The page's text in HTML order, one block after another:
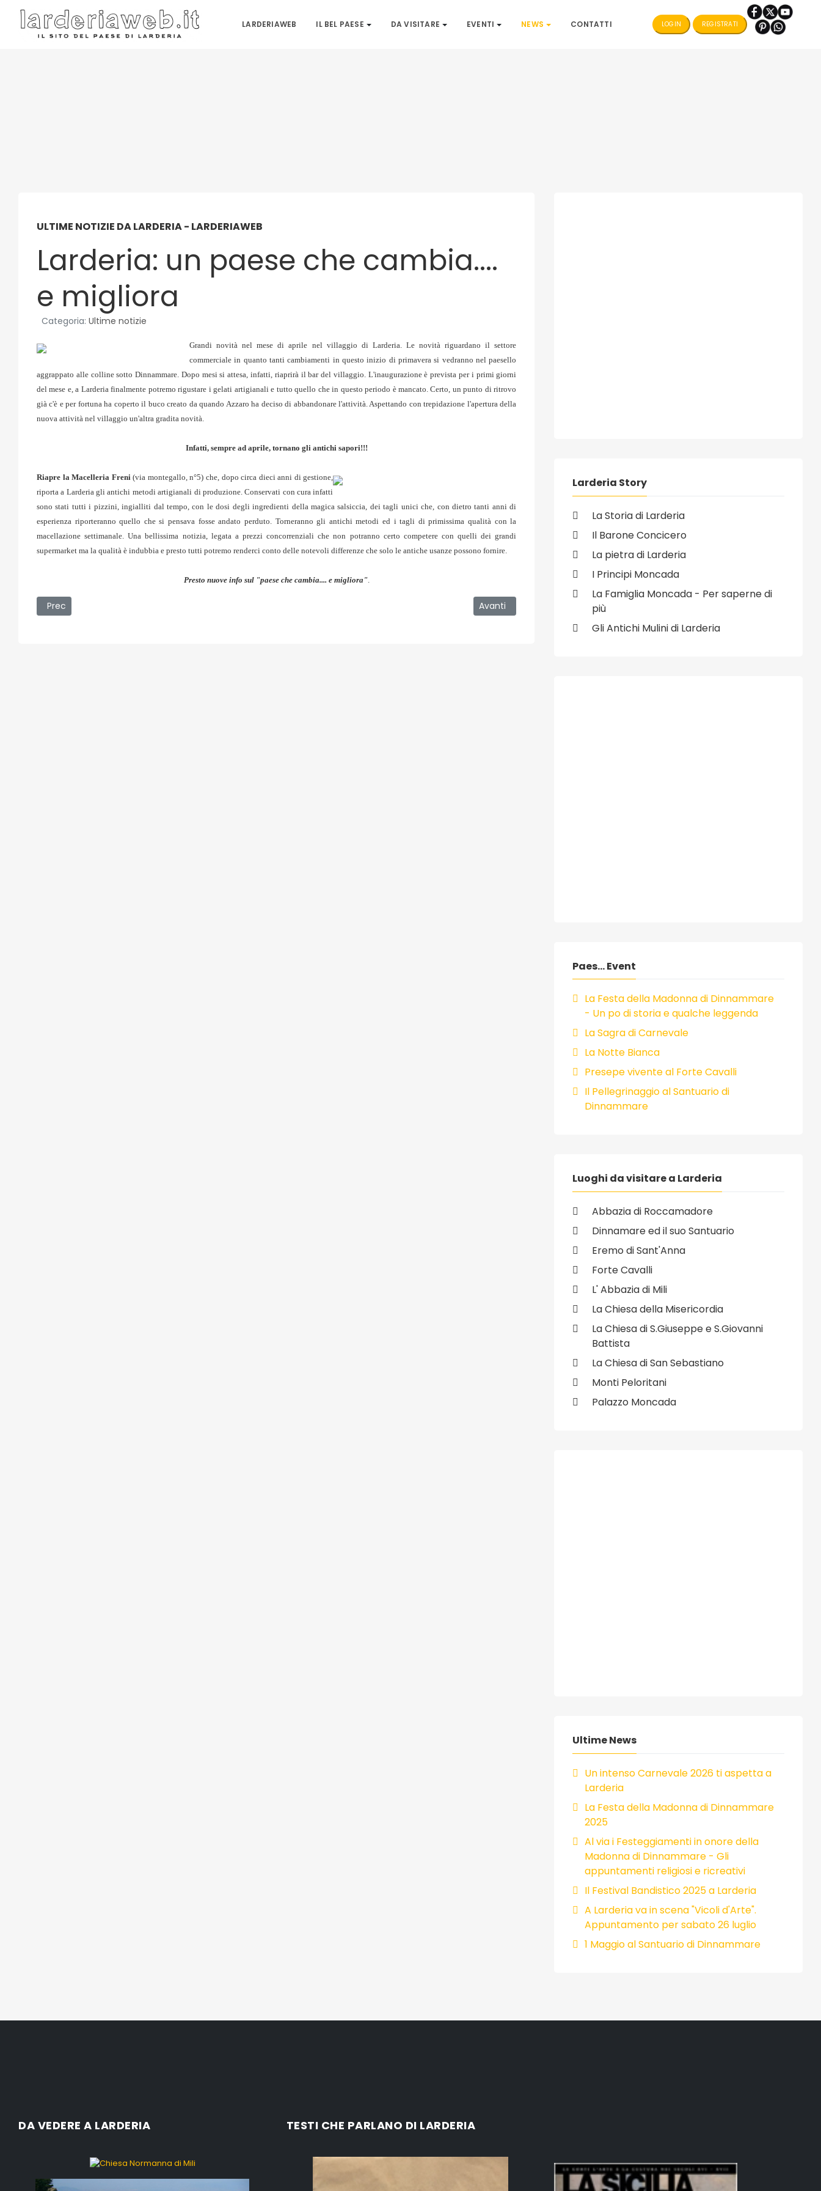
LARDERIAWEB IL BEL PAESE DA VISITARE EVENTI NEWS CONTATTI LOGIN REGISTRATI
ULTIME NOTIZIE DA LARDERIA - LARDERIAWEB
Larderia: un paese che cambia....
e migliora
Categoria: Ultime notizie
Grandi novità nel mese di aprile nel villaggio di Larderia. Le novità riguardano il settore
commerciale in quanto tanti cambiamenti in questo inizio di primavera si vedranno nel paesello
aggrappato alle colline sotto Dinnammare. Dopo mesi si attesa, infatti, riaprirà il bar del villaggio. L'inaugurazione è prevista per i primi giorni
del mese e, a Larderia finalmente potremo rigustare i gelati artigianali e tutto quello che in questo periodo è mancato. Certo, un punto di ritrovo
già c'è e per fortuna ha coperto il buco creato da quando Azzaro ha deciso di abbandonare l'attività. Aspettando con trepidazione l'apertura della
nuova attività nel villaggio un'altra gradita novità.
Infatti, sempre ad aprile, tornano gli antichi sapori!!!
Riapre la Macelleria Freni(via montegallo, n°5) che, dopo circa dieci anni di gestione,
riporta a Larderia gli antichi metodi artigianali di produzione. Conservati con cura infatti
sono stati tutti i pizzini, ingialliti dal tempo, con le dosi degli ingredienti della magica salsiccia, dei tagli unici che, con dietro tanti anni di
esperienza riporteranno quello che si pensava fosse andato perduto. Torneranno gli antichi metodi ed i tagli di primissima qualità con la
macellazione settimanale. Una bellissima notizia, legata a prezzi concorrenziali che non potranno certo competere con quelli dei grandi
supermarket ma la qualità è indubbia e presto tutti potremo renderci conto delle notevoli differenze che solo le antiche usanze possono fornire.
Presto nuove info sul "paese che cambia.... e migliora".
Articolo precedente: 01/04/2009 - Sottosequestro il Torrente Larderia
Prec Articolo successivo: 27/03/2009 - L'astuzia del nostro sindaco
Avanti
Larderia Story
La Storia di Larderia
Il Barone Concicero
La pietra di Larderia
I Principi Moncada
La Famiglia Moncada - Per saperne di
più
Gli Antichi Mulini di Larderia
Paes... Event
La Festa della Madonna di Dinnammare
- Un po di storia e qualche leggenda
La Sagra di Carnevale
La Notte Bianca
Presepe vivente al Forte Cavalli
Il Pellegrinaggio al Santuario di
Dinnammare
Luoghi da visitare a Larderia
Abbazia di Roccamadore
Dinnamare ed il suo Santuario
Eremo di Sant'Anna
Forte Cavalli
L' Abbazia di Mili
La Chiesa della Misericordia
La Chiesa di S.Giuseppe e S.Giovanni
Battista
La Chiesa di San Sebastiano
Monti Peloritani
Palazzo Moncada
Ultime News
Un intenso Carnevale 2026 ti aspetta a
Larderia
La Festa della Madonna di Dinnammare
2025
Al via i Festeggiamenti in onore della
Madonna di Dinnammare - Gli
appuntamenti religiosi e ricreativi
Il Festival Bandistico 2025 a Larderia
A Larderia va in scena "Vicoli d'Arte".
Appuntamento per sabato 26 luglio
1 Maggio al Santuario di Dinnammare
DA VEDERE A LARDERIA TESTI CHE PARLANO DI LARDERIA